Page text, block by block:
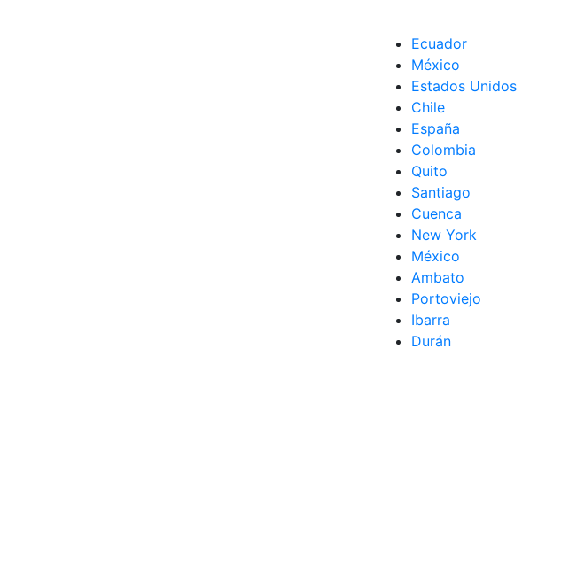
Ecuador
México
Estados Unidos
Chile
España
Colombia
Quito
Santiago
Cuenca
New York
México
Ambato
Portoviejo
Ibarra
Durán